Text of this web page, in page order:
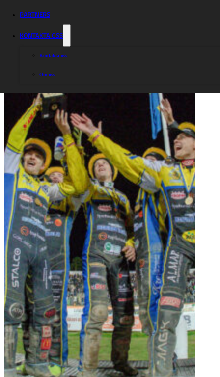
PARTNERS
KONTAKTA OSS
Kontakta oss
Om oss